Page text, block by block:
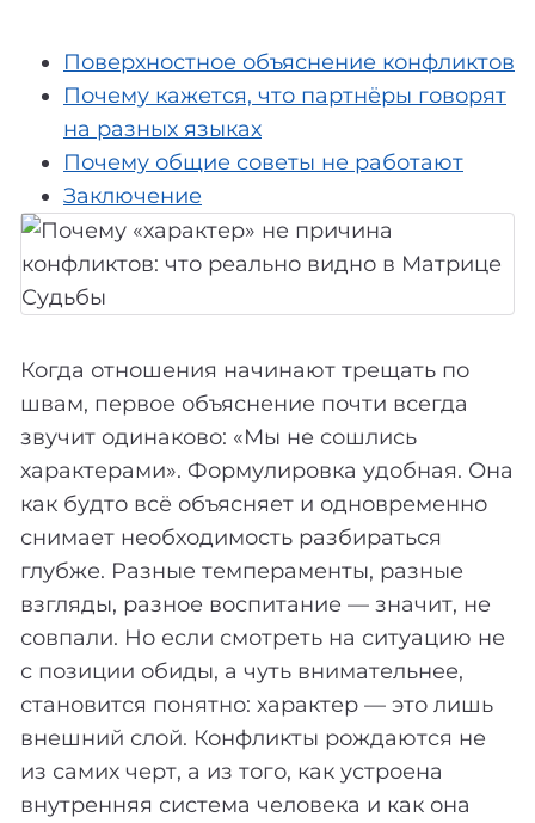
Поверхностное объяснение конфликтов
Почему кажется, что партнёры говорят
на разных языках
Почему общие советы не работают
Заключение
Когда отношения начинают трещать по
швам, первое объяснение почти всегда
звучит одинаково: «Мы не сошлись
характерами». Формулировка удобная. Она
как будто всё объясняет и одновременно
снимает необходимость разбираться
глубже. Разные темпераменты, разные
взгляды, разное воспитание — значит, не
совпали. Но если смотреть на ситуацию не
с позиции обиды, а чуть внимательнее,
становится понятно: характер — это лишь
внешний слой. Конфликты рождаются не
из самих черт, а из того, как устроена
внутренняя система человека и как она